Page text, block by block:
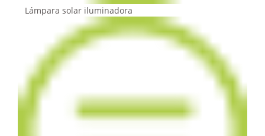
Lámpara solar iluminadora